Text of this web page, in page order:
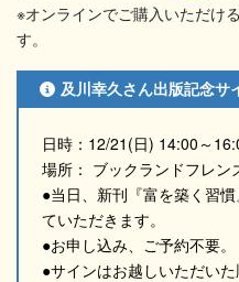
※オンラインでご購入いただけ
す。
及川幸久さん出版記念サ
日時：12/21(日) 14:00～
場所： ブックランドフレン
●当日、新刊『富を築く習
ていただきます。
●お申し込み、ご予約不要。
●サインはお越しいただい